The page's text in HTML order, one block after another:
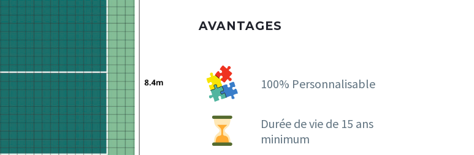
AVANTAGES
100% Personnalisable
Durée de vie de 15 ans
minimum